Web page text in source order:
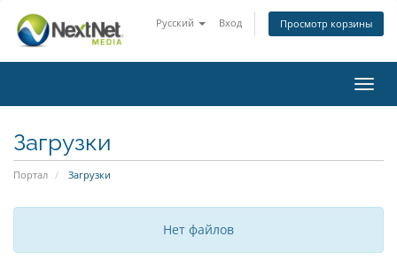
Русский Вход Просмотр корзины
Загрузки
Портал Загрузки
Нет файлов